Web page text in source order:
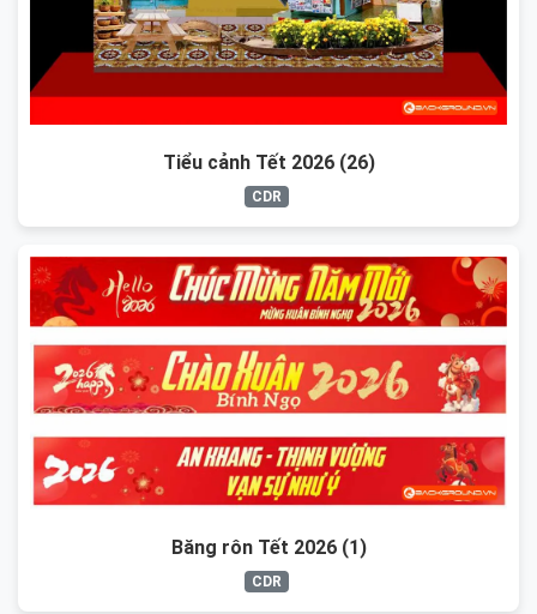
Tiểu cảnh Tết 2026 (26)
CDR
Băng rôn Tết 2026 (1)
CDR